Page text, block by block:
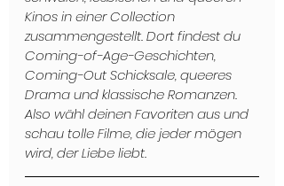
Kinos in einer Collection
zusammengestellt. Dort findest du
Coming-of-Age-Geschichten,
Coming-Out Schicksale, queeres
Drama und klassische Romanzen.
Also wähl deinen Favoriten aus und
schau tolle Filme, die jeder mögen
wird, der Liebe liebt.